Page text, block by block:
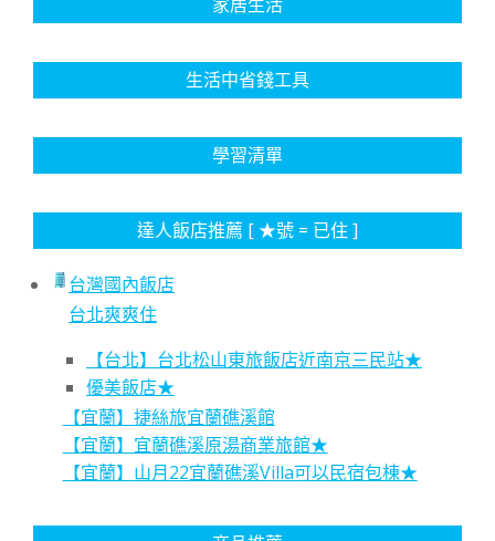
生活中省錢工具
學習清單
達人飯店推薦 [ ★號 = 已住 ]
台灣國內飯店
台北爽爽住
【台北】台北松山東旅飯店近南京三民站★
優美飯店★
【宜蘭】捷絲旅宜蘭礁溪館
【宜蘭】宜蘭礁溪原湯商業旅館★
【宜蘭】山月22宜蘭礁溪Villa可以民宿包棟★